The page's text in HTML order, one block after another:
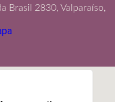
Brasil 2830, Valparaíso,